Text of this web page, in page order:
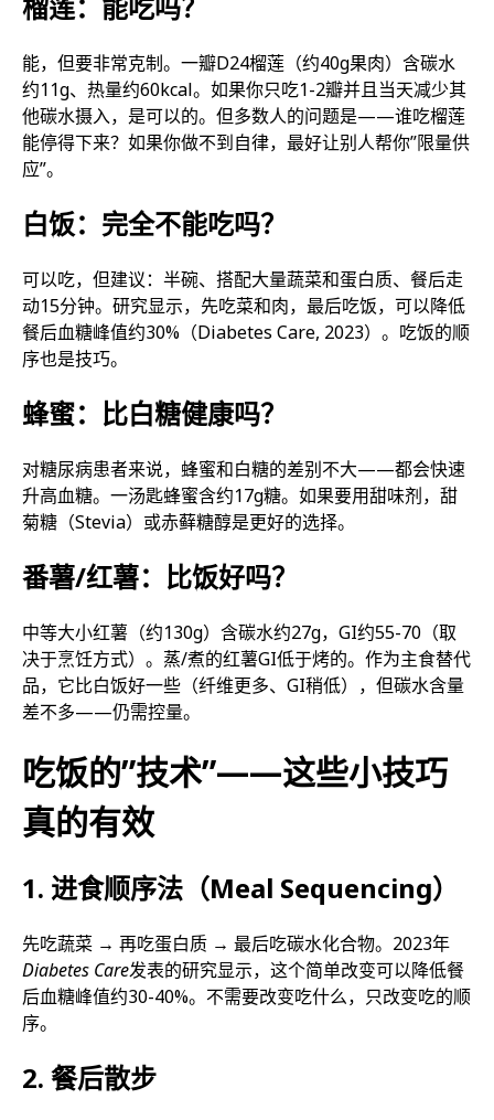
能，但要非常克制。一瓣D24榴莲（约40g果肉）含碳水
约11g、热量约60kcal。如果你只吃1-2瓣并且当天减少其
他碳水摄入，是可以的。但多数人的问题是——谁吃榴莲
能停得下来？如果你做不到自律，最好让别人帮你”限量供
应”。
白饭：完全不能吃吗？
可以吃，但建议：半碗、搭配大量蔬菜和蛋白质、餐后走
动15分钟。研究显示，先吃菜和肉，最后吃饭，可以降低
餐后血糖峰值约30%（Diabetes Care, 2023）。吃饭的顺
序也是技巧。
蜂蜜：比白糖健康吗？
对糖尿病患者来说，蜂蜜和白糖的差别不大——都会快速
升高血糖。一汤匙蜂蜜含约17g糖。如果要用甜味剂，甜
菊糖（Stevia）或赤藓糖醇是更好的选择。
番薯/红薯：比饭好吗？
中等大小红薯（约130g）含碳水约27g，GI约55-70（取
决于烹饪方式）。蒸/煮的红薯GI低于烤的。作为主食替代
品，它比白饭好一些（纤维更多、GI稍低），但碳水含量
差不多——仍需控量。
吃饭的”技术”——这些小技巧
真的有效
1. 进食顺序法（Meal Sequencing）
先吃蔬菜 → 再吃蛋白质 → 最后吃碳水化合物。2023年
Diabetes Care发表的研究显示，这个简单改变可以降低餐
后血糖峰值约30-40%。不需要改变吃什么，只改变吃的顺
序。
2. 餐后散步